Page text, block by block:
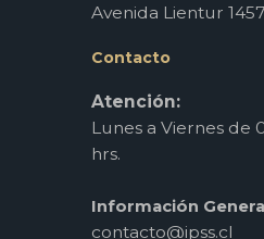
Avenida Lientur
Contacto
Atención:
Lunes a Viernes de
hrs.
Información
contacto@ipss.cl